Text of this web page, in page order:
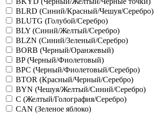
BLRD (Синий/Красный/Чешуя/Серебро)
BLUTG (Голубой/Серебро)
BLY (Синий/Желтый/Серебро)
BLZN (Синий/Зеленый/Серебро)
BORB (Черный/Оранжевый)
BP (Черный/Фиолетовый)
BPC (Черный/Фиолетовый/Серебро)
BTOR (Красный/Черный/Серебро)
BYN (Чешуя/Желтый/Синий/Серебро)
C (Желтый/Голография/Серебро)
CAN (Зеленое яблоко)